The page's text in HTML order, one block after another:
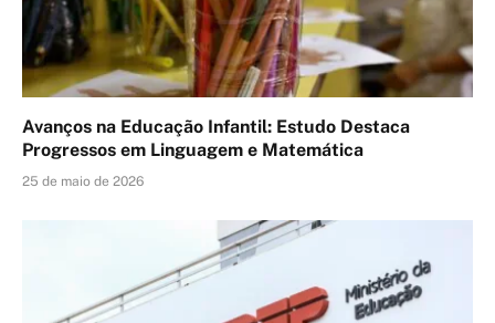
Avanços na Educação Infantil: Estudo Destaca
Progressos em Linguagem e Matemática
25 de maio de 2026